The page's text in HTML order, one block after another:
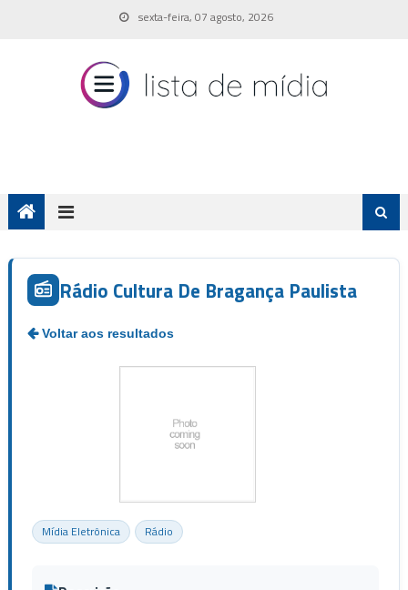
sexta-feira, 07 agosto, 2026
Rádio Cultura De Bragança Paulista
Mídia Eletrônica Rádio